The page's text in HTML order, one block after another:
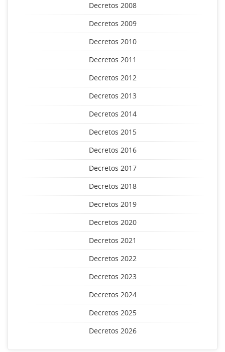
Decretos 2008
Decretos 2009
Decretos 2010
Decretos 2011
Decretos 2012
Decretos 2013
Decretos 2014
Decretos 2015
Decretos 2016
Decretos 2017
Decretos 2018
Decretos 2019
Decretos 2020
Decretos 2021
Decretos 2022
Decretos 2023
Decretos 2024
Decretos 2025
Decretos 2026